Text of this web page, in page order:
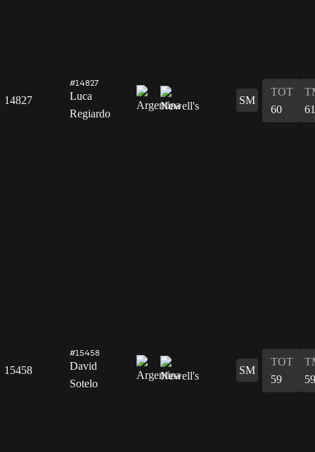
14827
#14827
Luca
Regiardo
SM
TOT
60
61
15458
#15458
David
Sotelo
SM
TOT
59
59